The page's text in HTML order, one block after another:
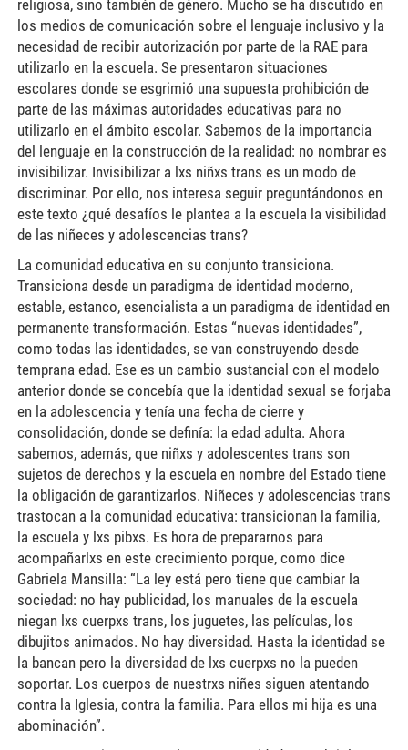
religiosa, sino también de género. Mucho se ha discutido en
los medios de comunicación sobre el lenguaje inclusivo y la
necesidad de recibir autorización por parte de la RAE para
utilizarlo en la escuela. Se presentaron situaciones
escolares donde se esgrimió una supuesta prohibición de
parte de las máximas autoridades educativas para no
utilizarlo en el ámbito escolar. Sabemos de la importancia
del lenguaje en la construcción de la realidad: no nombrar es
invisibilizar. Invisibilizar a lxs niñxs trans es un modo de
discriminar. Por ello, nos interesa seguir preguntándonos en
este texto ¿qué desafíos le plantea a la escuela la visibilidad
de las niñeces y adolescencias trans?
La comunidad educativa en su conjunto transiciona.
Transiciona desde un paradigma de identidad moderno,
estable, estanco, esencialista a un paradigma de identidad en
permanente transformación. Estas “nuevas identidades”,
como todas las identidades, se van construyendo desde
temprana edad. Ese es un cambio sustancial con el modelo
anterior donde se concebía que la identidad sexual se forjaba
en la adolescencia y tenía una fecha de cierre y
consolidación, donde se definía: la edad adulta. Ahora
sabemos, además, que niñxs y adolescentes trans son
sujetos de derechos y la escuela en nombre del Estado tiene
la obligación de garantizarlos. Niñeces y adolescencias trans
trastocan a la comunidad educativa: transicionan la familia,
la escuela y lxs pibxs. Es hora de prepararnos para
acompañarlxs en este crecimiento porque, como dice
Gabriela Mansilla: “La ley está pero tiene que cambiar la
sociedad: no hay publicidad, los manuales de la escuela
niegan lxs cuerpxs trans, los juguetes, las películas, los
dibujitos animados. No hay diversidad. Hasta la identidad se
la bancan pero la diversidad de lxs cuerpxs no la pueden
soportar. Los cuerpos de nuestrxs niñes siguen atentando
contra la Iglesia, contra la familia. Para ellos mi hija es una
abominación”.